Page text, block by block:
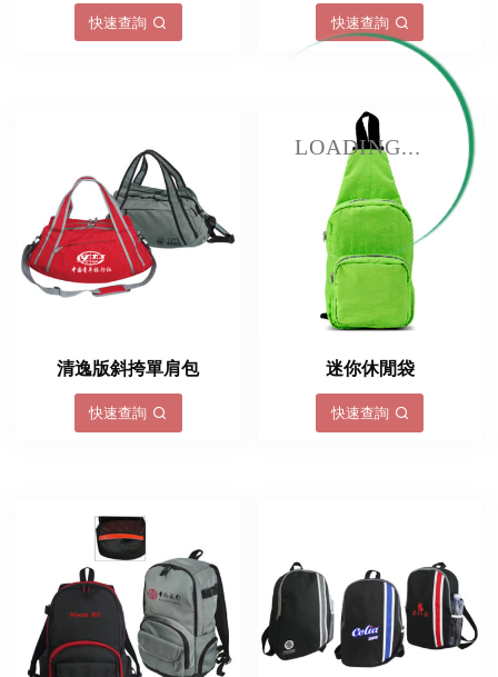
LOADING...
快速查詢 快速查詢
清逸版斜挎單肩包
快速查詢
迷你休閒袋
快速查詢